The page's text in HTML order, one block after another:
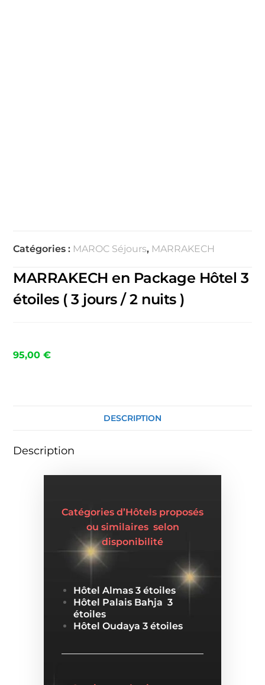
Catégories : MAROC Séjours, MARRAKECH
MARRAKECH en Package Hôtel 3
étoiles ( 3 jours / 2 nuits )
95,00€
DESCRIPTION
Description
Catégories d’Hôtels proposés
ou similaires selon
disponibilité
Hôtel Almas 3 étoiles
Hôtel Palais Bahja 3
étoiles
Hôtel Oudaya 3 étoiles